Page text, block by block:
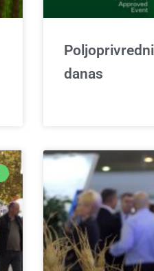
danas